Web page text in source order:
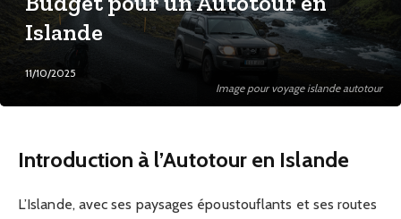
Image pour voyage islande autotour
Islande
11/10/2025
Introduction à l’Autotour en Islande
L’Islande, avec ses paysages époustouflants et ses routes